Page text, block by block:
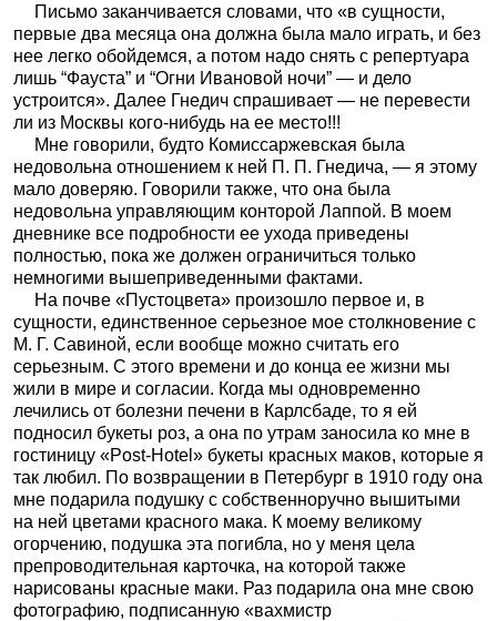
Письмо заканчивается словами, что «в сущности,
первые два месяца она должна была мало играть, и без
нее легко обойдемся, а потом надо снять с репертуара
лишь “Фауста” и “Огни Ивановой ночи” — и дело
устроится». Далее Гнедич спрашивает — не перевести
ли из Москвы кого-нибудь на ее место!!!
Мне говорили, будто Комиссаржевская была
недовольна отношением к ней П. П. Гнедича, — я этому
мало доверяю. Говорили также, что она была
недовольна управляющим конторой Лаппой. В моем
дневнике все подробности ее ухода приведены
полностью, пока же должен ограничиться только
немногими вышеприведенными фактами.
На почве «Пустоцвета» произошло первое и, в
сущности, единственное серьезное мое столкновение с
М. Г. Савиной, если вообще можно считать его
серьезным. С этого времени и до конца ее жизни мы
жили в мире и согласии. Когда мы одновременно
лечились от болезни печени в Карлсбаде, то я ей
подносил букеты роз, а она по утрам заносила ко мне в
гостиницу «Post-Hotel » букеты красных маков, которые я
так любил. По возвращении в Петербург в 1910 году она
мне подарила подушку с собственноручно вышитыми
на ней цветами красного мака. К моему великому
огорчению, подушка эта погибла, но у меня цела
препроводительная карточка, на которой также
нарисованы красные маки. Раз подарила она мне свою
фотографию, подписанную «вахмистр